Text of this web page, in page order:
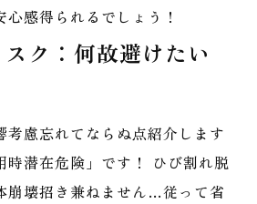
感得られるでしょう！
ク：何故避けたい
考慮忘れてならぬ点紹介します
時潜在危険」です！ ひび割れ脱
崩壊招き兼ねません…従って省